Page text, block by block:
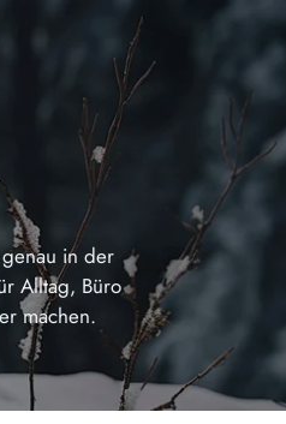
in der
Alltag, Büro
machen.